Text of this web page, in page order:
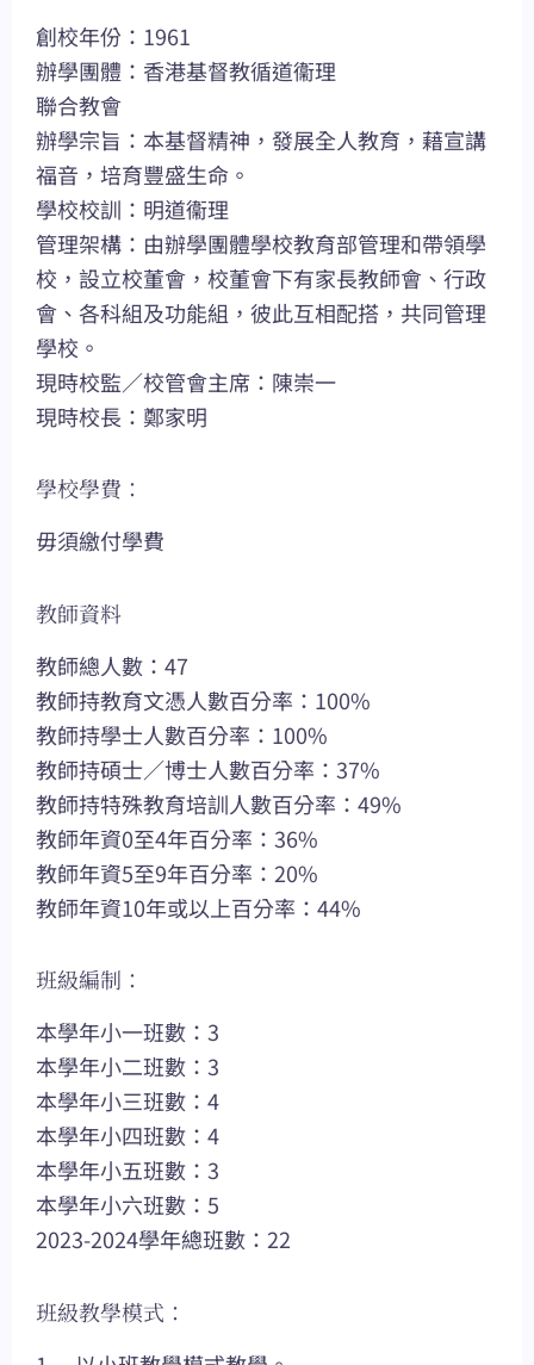
創校年份：1961
辦學團體：香港基督教循道衞理
聯合教會
辦學宗旨：本基督精神，發展全人教育，藉宣講
福音，培育豐盛生命。
學校校訓：明道衞理
管理架構：由辦學團體學校教育部管理和帶領學
校，設立校董會，校董會下有家長教師會、行政
會、各科組及功能組，彼此互相配搭，共同管理
學校。
現時校監／校管會主席：陳崇一
現時校長：鄭家明
學校學費：
毋須繳付學費
教師資料
教師總人數：47
教師持教育文憑人數百分率：100%
教師持學士人數百分率：100%
教師持碩士／博士人數百分率：37%
教師持特殊教育培訓人數百分率：49%
教師年資0至4年百分率：36%
教師年資5至9年百分率：20%
教師年資10年或以上百分率：44%
班級編制：
本學年小一班數：3
本學年小二班數：3
本學年小三班數：4
本學年小四班數：4
本學年小五班數：3
本學年小六班數：5
2023-2024學年總班數：22
班級教學模式：